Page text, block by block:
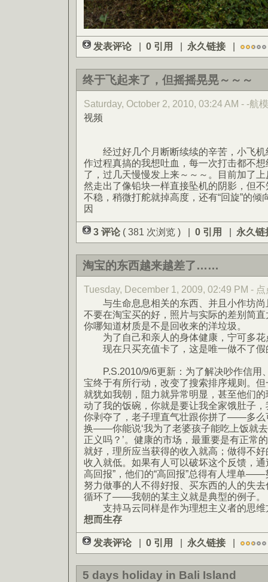
发表评论 | 0 引用 | 永久链接 |
终于飞起来了，但摇摇晃晃～～～
Saturday, October 2, 2010, 03:24 AM - -航模
视频
经过好几个月断断续续的辛苦，小飞机
作过程真搞的我想吐血，每一次打击都不
了，过几天慢慢发上来～～～。目前加了
然走出了像铅块一样直接坠机的阴影，但
不稳，稍微打舵就掉高度，还有“回旋”的
因
3 评论 ( 381 次浏览 ) | 0 引用 | 永久链
淘宝的东西越来越差了……
Tuesday, December 1, 2009, 02:49 PM -
与生命息息相关的东西、并且小作坊尚
不要在淘宝买的好，照片与实际的差别简
你哪知道材质是不是回收来的洋垃圾。
为了自己和亲人的身体健康，宁可多花
现在只买充值卡了，这是唯一做不了
P.S.2010/9/6更新：为了解决吵作信用
宝终于有所行动，改变了搜索排序规则。
就犹如我朝，阻力就异常明显，甚至他们
动了我的饭碗，你就是要让我全家饿肚子
你剥夺了，老子理直气壮跟你拼了——多么
换——你能说‘我为了老婆孩子能吃上饭就
正义吗？’。健康的市场，最重要是有正
就好，理所应当获得的收入就高；做得不
收入就低。如果有人可以破坏这个反馈，通
高回报”，他们的“高回报”总得有人埋单
努力做事的人不得好报、买东西的人的失
循环了——我朝的某主义就是典型的例子。
支持马云同样是作为理想主义者的思维
想而生存
发表评论 | 0 引用 | 永久链接 |
5 days holiday in Bali Island